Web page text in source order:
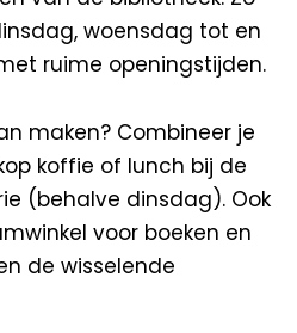
woensdag tot en
ruime openingstijden.
maken? Combineer je
koffie of lunch bij de
(behalve dinsdag). Ook
voor boeken en
de wisselende